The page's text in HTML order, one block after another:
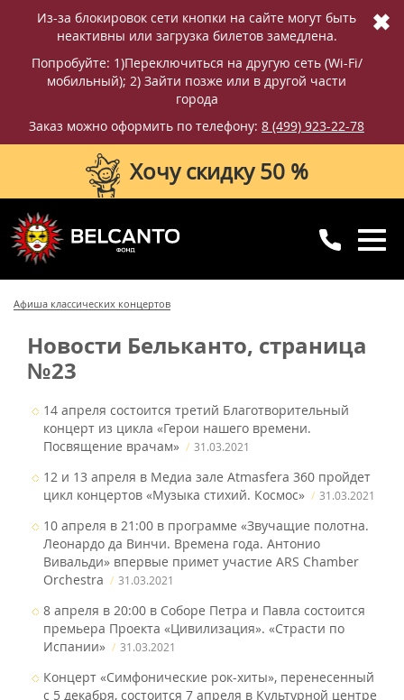
Из-за блокировок сети кнопки на сайте могут быть
неактивны или загрузка билетов замедлена.
Попробуйте: 1)Переключиться на другую сеть (Wi-Fi/
мобильный); 2) Зайти позже или в другой части
города
Заказ можно оформить по телефону: 8 (499) 923-22-78
✖
Хочу скидку 50 %
8 (499) 923-22-78
Афиша классических концертов
Новости Бельканто, страница
№23
14 апреля состоится третий Благотворительный
концерт из цикла «Герои нашего времени.
Посвящение врачам»
31.03.2021
12 и 13 апреля в Медиа зале Atmasfera 360 пройдет
цикл концертов «Музыка стихий. Космос»
31.03.2021
10 апреля в 21:00 в программе «Звучащие полотна.
Леонардо да Винчи. Времена года. Антонио
Вивальди» впервые примет участие ARS Chamber
Orchestra
31.03.2021
8 апреля в 20:00 в Соборе Петра и Павла состоится
премьера Проекта «Цивилизация». «Страсти по
Испании»
31.03.2021
Концерт «Симфонические рок-хиты», перенесенный
с 5 декабря, состоится 7 апреля в Культурной центре